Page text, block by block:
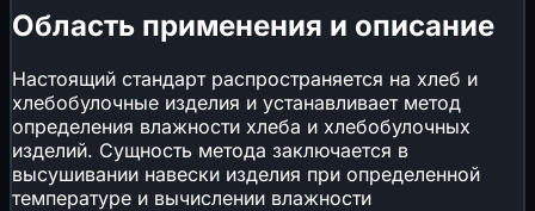
Область применения и описание
Настоящий стандарт распространяется на хлеб и
хлебобулочные изделия и устанавливает метод
определения влажности хлеба и хлебобулочных
изделий. Сущность метода заключается в
высушивании навески изделия при определенной
температуре и вычислении влажности